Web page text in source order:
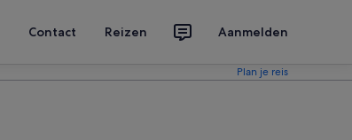
Contact Reizen Aanmelden
Plan je reis